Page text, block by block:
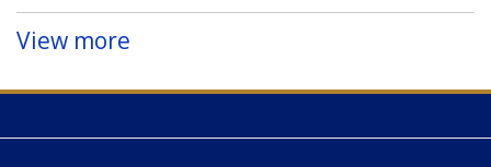
View more